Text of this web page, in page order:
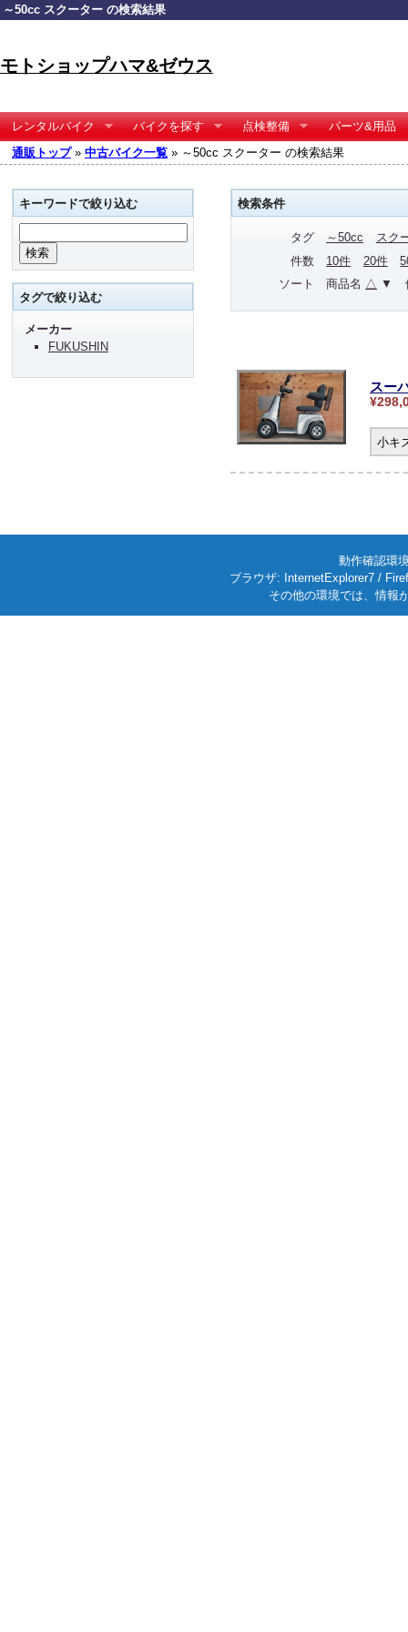
～50cc スクーター の検索結果
モトショップハマ&ゼウス
レンタルバイク バイクを探す 点検整備
パーツ&用品
通販トップ» 中古バイク一覧 » ～50cc スクーター の検索結果
検索条件
タグ ～50cc
スク
件数
10件 20件
ソート
商品名 △ ▼
スー
小キ
キーワードで絞り込む
タグで絞り込む
メーカー
FUKUSHIN
動作確認環
ブラウザ: InternetExplorer7 /
その他の環境では、情報